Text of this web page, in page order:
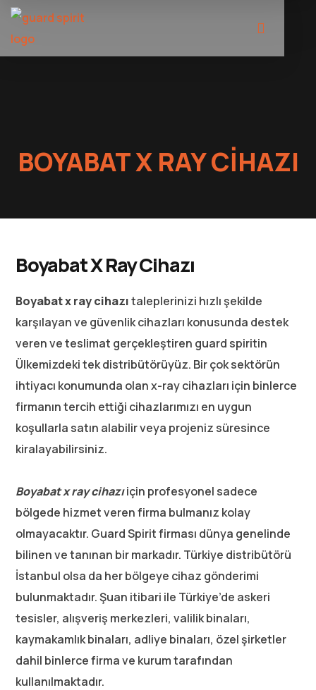
BOYABAT X RAY CIHAZI
Boyabat X Ray Cihazı
Boyabat x ray cihazıtaleplerinizi hızlı şekilde
karşılayan ve güvenlik cihazları konusunda destek
veren ve teslimat gerçekleştiren guard spiritin
Ülkemizdeki tek distribütörüyüz. Bir çok sektörün
ihtiyacı konumunda olan x-ray cihazları için binlerce
firmanın tercih ettiği cihazlarımızı en uygun
koşullarla satın alabilir veya projeniz süresince
kiralayabilirsiniz.
Boyabat x ray cihazıiçin profesyonel sadece
bölgede hizmet veren firma bulmanız kolay
olmayacaktır. Guard Spirit firması dünya genelinde
bilinen ve tanınan bir markadır. Türkiye distribütörü
İstanbul olsa da her bölgeye cihaz gönderimi
bulunmaktadır. Şuan itibari ile Türkiye’de askeri
tesisler, alışveriş merkezleri, valilik binaları,
kaymakamlık binaları, adliye binaları, özel şirketler
dahil binlerce firma ve kurum tarafından
kullanılmaktadır.